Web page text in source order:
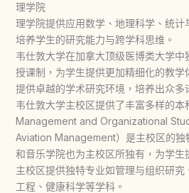
理学院
理学院提供应用数学、地理科学、统计
培养学生的研究能力与跨学科思维。
韦仕敦大学在加拿大顶级医博类大学
授课制，为学生提供更加精细化的教学
提供卓越的学术研究环境，培养出众多
韦仕敦大学主校区提供了丰富多样的本
Management and Organizational
Aviation Management）是主校区的独
和音乐学院也为主校区所独有，为学生
主校区提供独特专业如管理与组织研
工程、健康科学等学科。